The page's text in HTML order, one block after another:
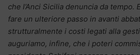
che l’Anci Sicilia denuncia da tempo.
fare un ulteriore passo in avanti
strutturalmente i costi legati alla
auguriamo, infine, che i poteri